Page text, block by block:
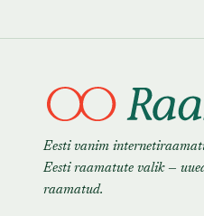
Eesti vanim
Eesti raamatute valik —
raamatud.